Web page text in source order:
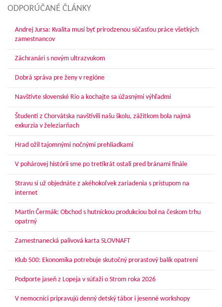
ODPORÚČANÉ ČLÁNKY
Andrej Jursa: Kvalita musí byť prirodzenou súčasťou práce všetkých
zamestnancov
Záchranári s novým ultrazvukom
Dobrá správa pre ženy v regióne
Navštívte slovenské Rio a kochajte sa úžasnými výhľadmi
Študenti z Chorvátska navštívili našu školu, zážitkom bola najmä
exkurzia v železiarňach
Hrad ožil tajomnými nočnými prehliadkami
V pohárovej histórii sme po tretíkrát ostali pred bránami finále
Stravu si už objednáte z akéhokoľvek zariadenia s prístupom na
internet
Martin Čermák: Obchod s hutníckou produkciou bol na českom trhu
opatrný
Zamestnanecká palivová karta SLOVNAFT
Klub 500: Ekonomika potrebuje skutočný prorastový balík opatrení
Podporte jaseň z Lopeja v súťaži o Strom roka 2026
V nemocnici pripravujú denný detský tábor i jesenné workshopy